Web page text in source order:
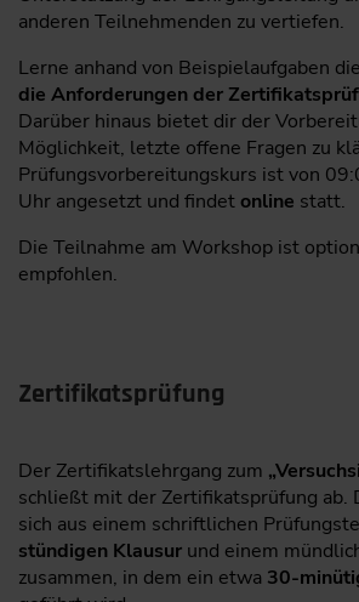
Fertigungsprozessen“ geleitet.
der Geschäftsführung den Bereich
Prozessoptimierung“ aufgebaut.
verfügt über mehr als 25 Jahre
als Berater und externer
unterschiedlichsten Branchen.
Behandlung von
Problemstellungen aus dem
Teilnehmenden
Seminarleitung
Dr.-Ing. David Böttger ist seit 2017
wissenschaftlicher Mitarbeiter am
Institut für Zerstörungsfreie
Saarbrücken tätig. Seine
zur Prozessüberwachung. Hierbei
und statistischen Ansätzen zum
hinaus fungiert er seit 2024 als
Institutsleitung und als
für Kognitive Sensorsysteme (LKS)
des Saarlandes.
anderen Teilnehmenden zu vertiefen.
Lerne anhand von Beispielaufgaben die
die Anforderungen der
Darüber hinaus bietet dir der
Möglichkeit, letzte offene Fragen zu
Prüfungsvorbereitungskurs ist von
Uhr angesetzt und findet online statt.
Die Teilnahme am Workshop ist
empfohlen.
Zertifikatsprüfung
Der Zertifikatslehrgang zum
schließt mit der Zertifikatsprüfung ab.
sich aus einem schriftlichen
stündigen Klausur und einem
zusammen, in dem ein etwa 30-